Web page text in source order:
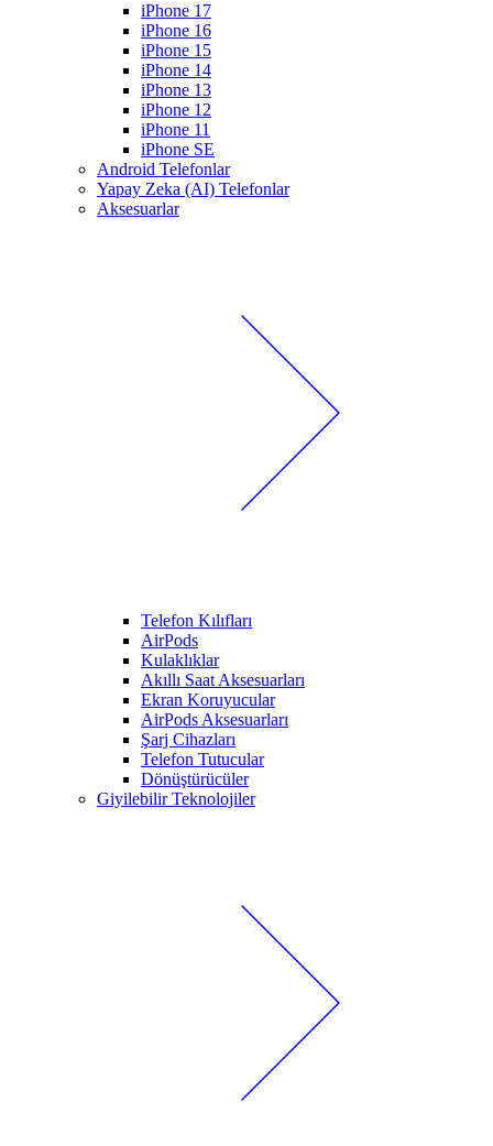
iPhone 17
iPhone 16
iPhone 15
iPhone 14
iPhone 13
iPhone 12
iPhone 11
iPhone SE
Android Telefonlar
Yapay Zeka (AI) Telefonlar
Aksesuarlar
Telefon Kılıfları
AirPods
Kulaklıklar
Akıllı Saat Aksesuarları
Ekran Koruyucular
AirPods Aksesuarları
Şarj Cihazları
Telefon Tutucular
Dönüştürücüler
Giyilebilir Teknolojiler